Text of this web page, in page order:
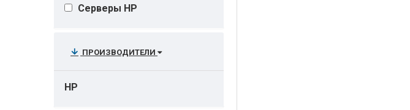
Серверы HP
ПРОИЗВОДИТЕЛИ
HP